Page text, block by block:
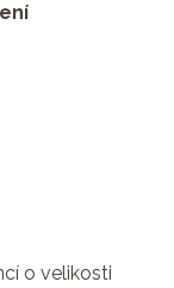
o velikosti